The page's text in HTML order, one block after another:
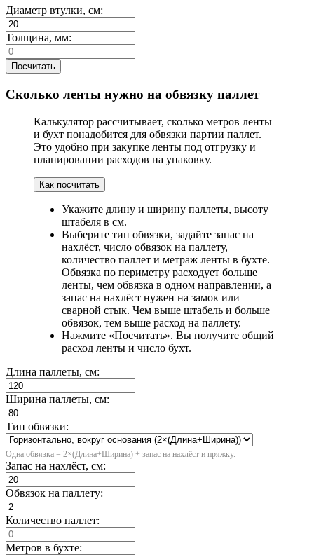
Диаметр втулки, см:
Толщина, мм:
Посчитать
Сколько ленты нужно на обвязку паллет
Калькулятор рассчитывает, сколько метров ленты
и бухт понадобится для обвязки партии паллет.
Это удобно при закупке ленты под отгрузку и
планировании расходов на упаковку.
Как посчитать
Укажите длину и ширину паллеты, высоту
штабеля в см.
Выберите тип обвязки, задайте запас на
нахлёст, число обвязок на паллету,
количество паллет и метраж ленты в бухте.
Обвязка по периметру расходует больше
ленты, чем обвязка в одном направлении, а
запас на нахлёст нужен на замок или
сварной стык. Чем выше штабель и больше
обвязок, тем выше расход на паллету.
Нажмите «Посчитать». Вы получите общий
расход ленты и число бухт.
Длина паллеты, см:
Ширина паллеты, см:
Тип обвязки:
Одна обвязка = 2×(Длина+Ширина) + запас на нахлёст и пряжку.
Запас на нахлёст, см:
Обвязок на паллету:
Количество паллет:
Метров в бухте: